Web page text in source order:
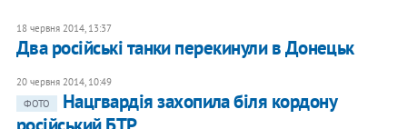
18 червня 2014, 13:37
Два російські танки перекинули в Донецьк
20 червня 2014, 10:49
ФОТО
Нацгвардія захопила біля кордону